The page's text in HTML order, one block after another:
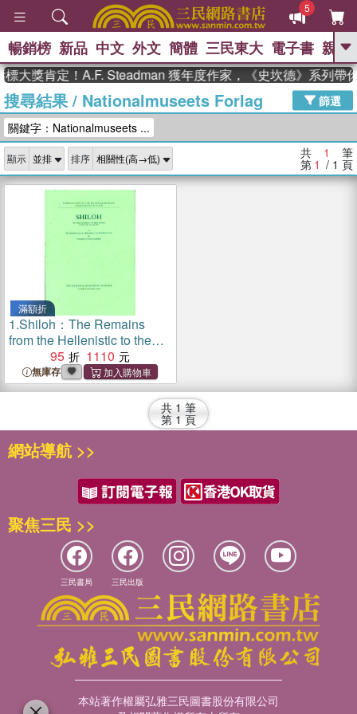
5
GO
熱搜： 東野圭吾 、 高希均教授回憶錄
、 The Odyssey 、 父親節 、 花開錦
李登輝時代 、 數學女孩：黎曼猜想
、
如果歷史是一
群喵 、 臺灣漫遊錄
暢銷榜 新品 中文 外文 簡體 三民東大 電子書 親子
大獎肯定！A.F. Steadman 獲年度作家，《史坎德》系列帶
搜尋結果/ Nationalmuseets Forlag
篩選
關鍵字：Nationalmuseets ...
顯示 排序 共 1 筆
第 1 / 1 頁
滿額折
1.Shiloh：The Remains
from the Hellenistic to the
Mamluk Periods -- The
Danish Excavations at Tall
Sailun, Palestine in 1926,
95 1110
無庫存
共 1 筆
第 1 頁
網站導航 >>
聚焦三民 >>
三民書局 三民出版
本站著作權屬弘雅三民圖書股份有限公司